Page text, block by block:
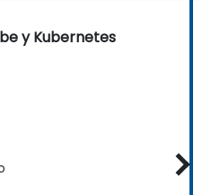
y Kubernetes